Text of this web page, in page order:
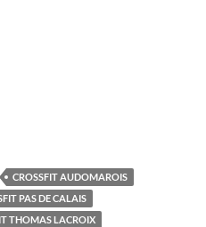
CROSSFIT AUDOMAROIS
PAS DE CALAIS
THOMAS LACROIX